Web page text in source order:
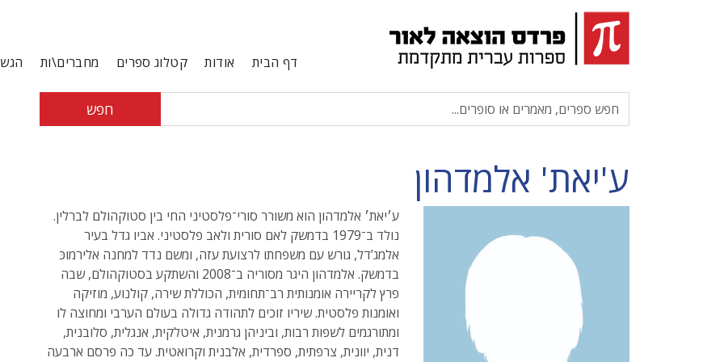
דף הבית אודות קטלוג ספרים מחברים\ות
חפש
ע'יאת' אלמדהון
ע׳יאת׳ אלמדהון הוא משורר סורי־פלסטיני החי בין סטוקהולם לברלין.
נולד ב־1979 בדמשק לאם סורית ולאב פלסטיני. אביו גדל בעיר
אלמג’דל, גורש עם משפחתו לרצועת עזה, ומשם נדד למחנה אלירמוכּ
בדמשק. אלמדהון היגר מסוריה ב־2008 והשתקע בסטוקהולם, שבה
פרץ לקריירה אומנותית רב־תחומית, הכוללת שירה, קולנוע, מוזיקה
ואומנות פלסטית. שיריו זוכים לתהודה גדולה בעולם הערבי ומחוצה לו
ומתורגמים לשפות רבות, וביניהן גרמנית, איטלקית, אנגלית, סלובנית,
דנית, יוונית, צרפתית, ספרדית, אלבנית וקרואטית. עד כה פרסם ארבעה